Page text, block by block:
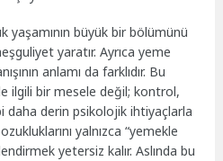
yaşamının büyük bir bölümünü
yaratır. Ayrıca yeme
anlamı da farklıdır. Bu
ilgili bir mesele değil; kontrol,
daha derin psikolojik ihtiyaçlarla
yalnızca “yemekle
yetersiz kalır. Aslında bu